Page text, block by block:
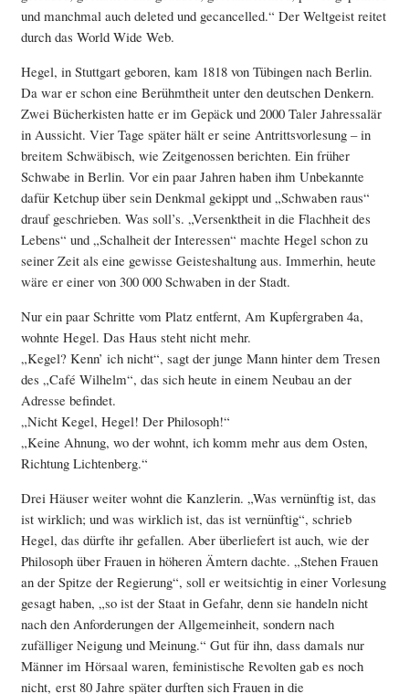
und manchmal auch deleted und gecancelled.“ Der Weltgeist reitet
durch das World Wide Web.
Hegel, in Stuttgart geboren, kam 1818 von Tübingen nach Berlin.
Da war er schon eine Berühmtheit unter den deutschen Denkern.
Zwei Bücherkisten hatte er im Gepäck und 2000 Taler Jahressalär
in Aussicht. Vier Tage später hält er seine Antrittsvorlesung – in
breitem Schwäbisch, wie Zeitgenossen berichten. Ein früher
Schwabe in Berlin. Vor ein paar Jahren haben ihm Unbekannte
dafür Ketchup über sein Denkmal gekippt und „Schwaben raus“
drauf geschrieben. Was soll’s. „Versenktheit in die Flachheit des
Lebens“ und „Schalheit der Interessen“ machte Hegel schon zu
seiner Zeit als eine gewisse Geisteshaltung aus. Immerhin, heute
wäre er einer von 300 000 Schwaben in der Stadt.
Nur ein paar Schritte vom Platz entfernt, Am Kupfergraben 4a,
wohnte Hegel. Das Haus steht nicht mehr.
„Kegel? Kenn’ ich nicht“, sagt der junge Mann hinter dem Tresen
des „Café Wilhelm“, das sich heute in einem Neubau an der
Adresse befindet.
„Nicht Kegel, Hegel! Der Philosoph!“
„Keine Ahnung, wo der wohnt, ich komm mehr aus dem Osten,
Richtung Lichtenberg.“
Drei Häuser weiter wohnt die Kanzlerin. „Was vernünftig ist, das
ist wirklich; und was wirklich ist, das ist vernünftig“, schrieb
Hegel, das dürfte ihr gefallen. Aber überliefert ist auch, wie der
Philosoph über Frauen in höheren Ämtern dachte. „Stehen Frauen
an der Spitze der Regierung“, soll er weitsichtig in einer Vorlesung
gesagt haben, „so ist der Staat in Gefahr, denn sie handeln nicht
nach den Anforderungen der Allgemeinheit, sondern nach
zufälliger Neigung und Meinung.“ Gut für ihn, dass damals nur
Männer im Hörsaal waren, feministische Revolten gab es noch
nicht, erst 80 Jahre später durften sich Frauen in die